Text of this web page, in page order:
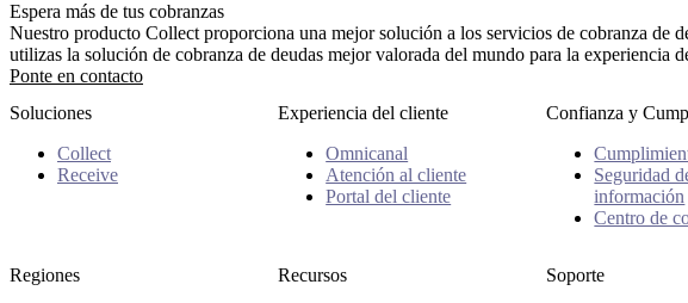
Espera más de tus cobranzas
Nuestro producto Collect proporciona una mejor solución a los servicios de cobranza de
utilizas la solución de cobranza de deudas mejor valorada del mundo para la experiencia
Ponte en contacto
Soluciones
Collect
Receive
Experiencia del cliente
Omnicanal
Atención al cliente
Portal del cliente
Confianza y
Seguridad
información
Centro de
Regiones
Recursos
Soporte